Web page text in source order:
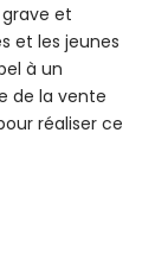
et
et les jeunes
à un
de la vente
réaliser ce